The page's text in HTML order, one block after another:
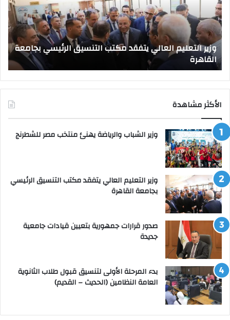
مكتب
التنسيق
الرئيسي
بجامعة
القاهرة
وزير التعليم العالي يتفقد مكتب التنسيق الرئيسي بجامعة
القاهرة
الأكثر مشاهدة
وزير الشباب والرياضة يهنئ منتخب مصر للشطرنج
وزير التعليم العالي يتفقد مكتب التنسيق الرئيسي
بجامعة القاهرة
صدور قرارات جمهورية بتعيين قيادات جامعية
جديدة
بدء المرحلة الأولى لتنسيق قبول طلاب الثانوية
العامة النظامين (الحديث – القديم)